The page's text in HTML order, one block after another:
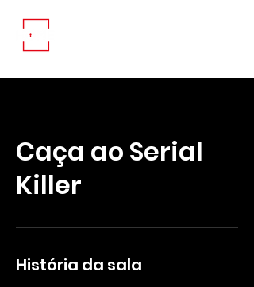
Caça ao Serial
Killer
História da sala